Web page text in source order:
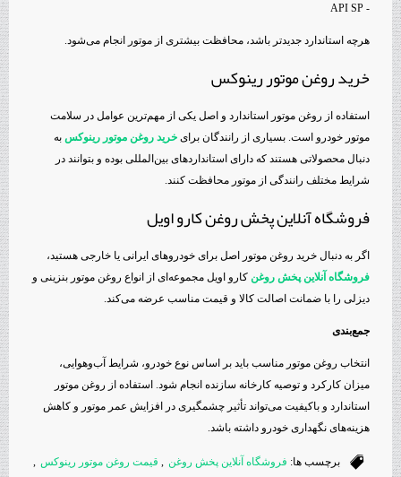
- API SP
هرچه استاندارد جدیدتر باشد، محافظت بیشتری از موتور انجام می‌شود.
خرید روغن موتور رینوکس
استفاده از روغن موتور استاندارد و اصل یکی از مهم‌ترین عوامل در سلامت
موتور خودرو است. بسیاری از رانندگان برای خرید روغن موتور رینوکس به
دنبال محصولاتی هستند که دارای استانداردهای بین‌المللی بوده و بتوانند در
شرایط مختلف رانندگی از موتور محافظت کنند.
فروشگاه آنلاین پخش روغن کارو اویل
اگر به دنبال خرید روغن موتور اصل برای خودروهای ایرانی یا خارجی هستید،
فروشگاه آنلاین پخش روغن کارو اویل مجموعه‌ای از انواع روغن موتور بنزینی و
دیزلی را با ضمانت اصالت کالا و قیمت مناسب عرضه می‌کند.
جمع‌بندی
انتخاب روغن موتور مناسب باید بر اساس نوع خودرو، شرایط آب‌وهوایی،
میزان کارکرد و توصیه کارخانه سازنده انجام شود. استفاده از روغن موتور
استاندارد و باکیفیت می‌تواند تأثیر چشمگیری در افزایش عمر موتور و کاهش
هزینه‌های نگهداری خودرو داشته باشد.
برچسب ها: فروشگاه آنلاین پخش روغن قیمت روغن موتور رینوکس